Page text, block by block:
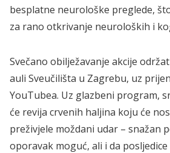
besplatne neurološke preglede,
za rano otkrivanje neuroloških i
Svečano obilježavanje akcije
auli Sveučilišta u Zagrebu, uz
YouTubea. Uz glazbeni program,
će revija crvenih haljina koju će
preživjele moždani udar – snažan
oporavak moguć, ali i da